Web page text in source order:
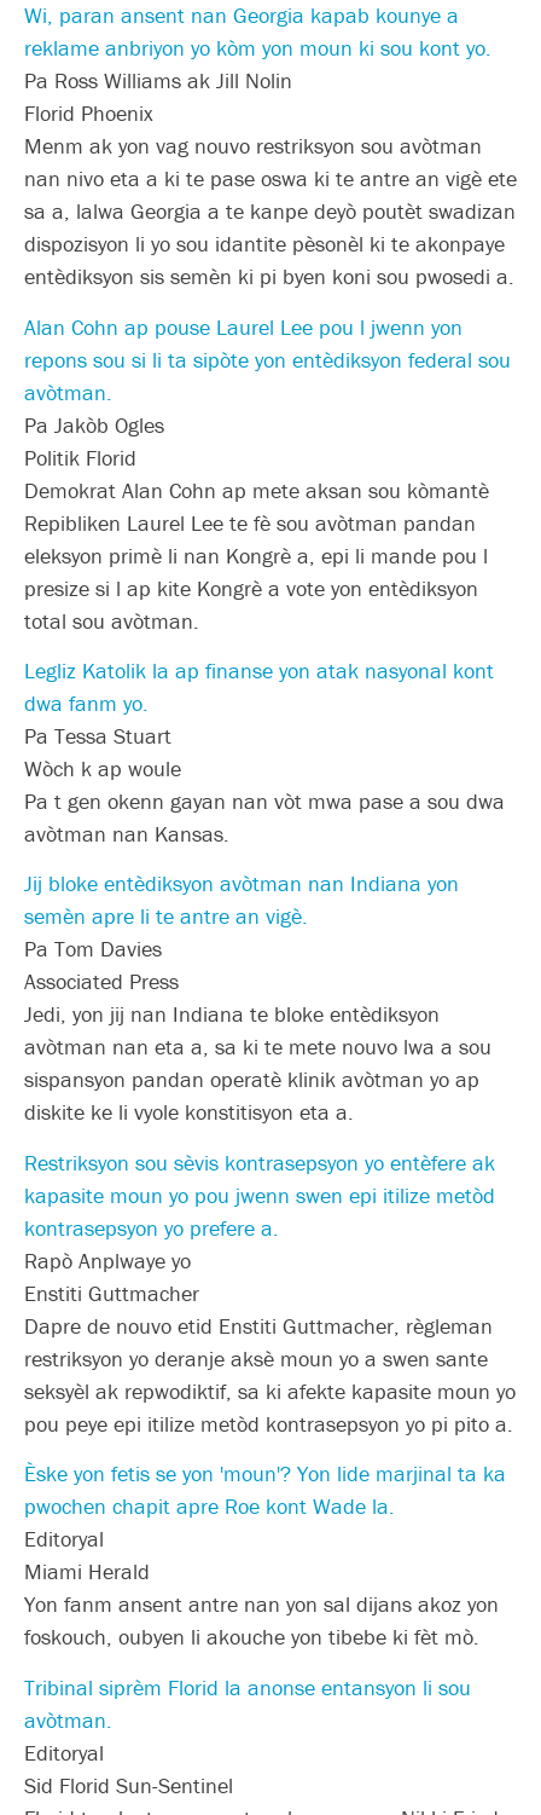
Wi, paran ansent nan Georgia kapab kounye a
reklame anbriyon yo kòm yon moun ki sou kont yo.
Pa Ross Williams ak Jill Nolin
Florid Phoenix
Menm ak yon vag nouvo restriksyon sou avòtman
nan nivo eta a ki te pase oswa ki te antre an vigè ete
sa a, lalwa Georgia a te kanpe deyò poutèt swadizan
dispozisyon li yo sou idantite pèsonèl ki te akonpaye
entèdiksyon sis semèn ki pi byen koni sou pwosedi a.
Alan Cohn ap pouse Laurel Lee pou l jwenn yon
repons sou si li ta sipòte yon entèdiksyon federal sou
avòtman.
Pa Jakòb Ogles
Politik Florid
Demokrat Alan Cohn ap mete aksan sou kòmantè
Repibliken Laurel Lee te fè sou avòtman pandan
eleksyon primè li nan Kongrè a, epi li mande pou l
presize si l ap kite Kongrè a vote yon entèdiksyon
total sou avòtman.
Legliz Katolik la ap finanse yon atak nasyonal kont
dwa fanm yo.
Pa Tessa Stuart
Wòch k ap woule
Pa t gen okenn gayan nan vòt mwa pase a sou dwa
avòtman nan Kansas.
Jij bloke entèdiksyon avòtman nan Indiana yon
semèn apre li te antre an vigè.
Pa Tom Davies
Associated Press
Jedi, yon jij nan Indiana te bloke entèdiksyon
avòtman nan eta a, sa ki te mete nouvo lwa a sou
sispansyon pandan operatè klinik avòtman yo ap
diskite ke li vyole konstitisyon eta a.
Restriksyon sou sèvis kontrasepsyon yo entèfere ak
kapasite moun yo pou jwenn swen epi itilize metòd
kontrasepsyon yo prefere a.
Rapò Anplwaye yo
Enstiti Guttmacher
Dapre de nouvo etid Enstiti Guttmacher, règleman
restriksyon yo deranje aksè moun yo a swen sante
seksyèl ak repwodiktif, sa ki afekte kapasite moun yo
pou peye epi itilize metòd kontrasepsyon yo pi pito a.
Èske yon fetis se yon 'moun'? Yon lide marjinal ta ka
pwochen chapit apre Roe kont Wade la.
Editoryal
Miami Herald
Yon fanm ansent antre nan yon sal dijans akoz yon
foskouch, oubyen li akouche yon tibebe ki fèt mò.
Tribinal siprèm Florid la anonse entansyon li sou
avòtman.
Editoryal
Sid Florid Sun-Sentinel